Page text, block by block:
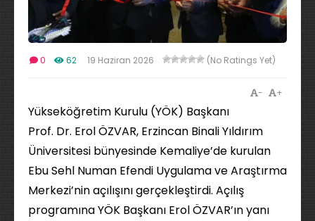
0 62 19 Haziran 2026 (No Ratings Yet)
+
-
Yükseköğretim Kurulu (YÖK) Başkanı
Prof. Dr. Erol ÖZVAR, Erzincan Binali Yıldırım
Üniversitesi bünyesinde Kemaliye’de kurulan
Ebu Sehl Numan Efendi Uygulama ve Araştırma
Merkezi’nin açılışını gerçekleştirdi. Açılış
programına YÖK Başkanı Erol ÖZVAR’ın yanı